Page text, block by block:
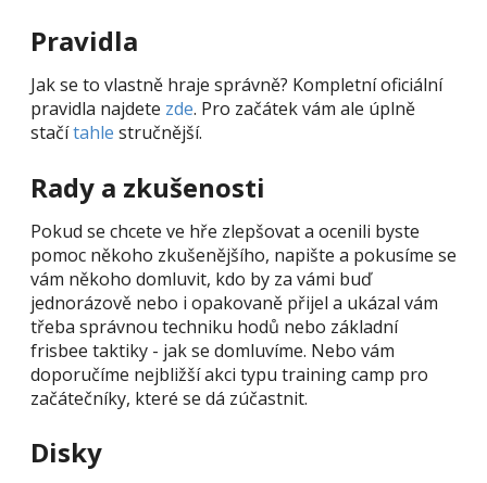
Pravidla
Jak se to vlastně hraje správně? Kompletní oficiální
pravidla najdete zde. Pro začátek vám ale úplně
stačítahle stručnější.
Rady a zkušenosti
Pokud se chcete ve hře zlepšovat a ocenili byste
pomoc někoho zkušenějšího, napište a pokusíme se
vám někoho domluvit, kdo by za vámi buď
jednorázově nebo i opakovaně přijel a ukázal vám
třeba správnou techniku hodů nebo základní
frisbee taktiky - jak se domluvíme. Nebo vám
doporučíme nejbližší akci typu training camp pro
začátečníky, které se dá zúčastnit.
Disky